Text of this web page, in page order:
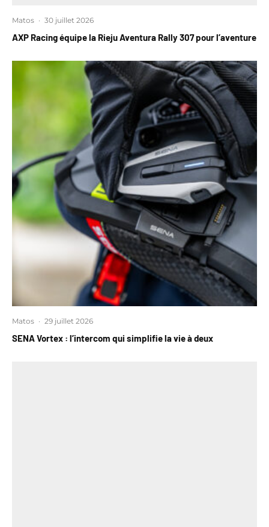
Matos · 30 juillet 2026
AXP Racing équipe la Rieju Aventura Rally 307 pour l’aventure
Matos · 29 juillet 2026
SENA Vortex : l’intercom qui simplifie la vie à deux